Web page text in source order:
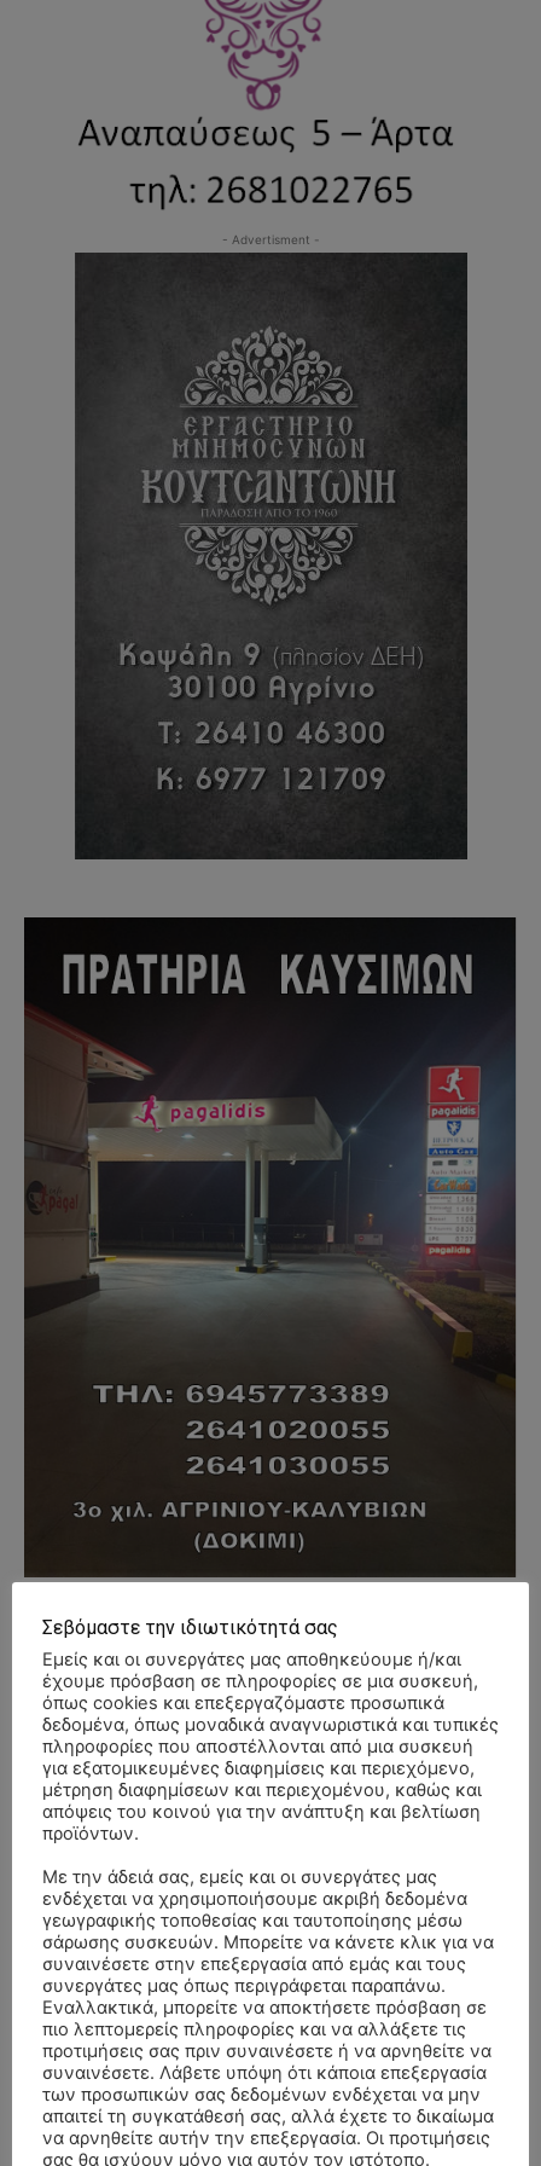
- Advertisment -
ΣΥΛΛΥΠΗΤΗΡΙΑ ΜΗΝΥΜΑΤΑ
Αλέξανδρος Σέρβοςεπί ΚΗΔΕΙΑ – ΣΑΒΒΑΤΟ 25/7/2026 –
ΧΑΡΑΛΑΜΠΟΣ ΚΑΥΚΙΑΣ ΕΤΩΝ 57
Σεβόμαστε την ιδιωτικότητά σας
Εμείς και οι συνεργάτες μας αποθηκεύουμε ή/και
έχουμε πρόσβαση σε πληροφορίες σε μια συσκευή,
όπως cookies και επεξεργαζόμαστε προσωπικά
δεδομένα, όπως μοναδικά αναγνωριστικά και τυπικές
πληροφορίες που αποστέλλονται από μια συσκευή
για εξατομικευμένες διαφημίσεις και περιεχόμενο,
μέτρηση διαφημίσεων και περιεχομένου, καθώς και
απόψεις του κοινού για την ανάπτυξη και βελτίωση
προϊόντων.
Με την άδειά σας, εμείς και οι συνεργάτες μας
ενδέχεται να χρησιμοποιήσουμε ακριβή δεδομένα
γεωγραφικής τοποθεσίας και ταυτοποίησης μέσω
σάρωσης συσκευών. Μπορείτε να κάνετε κλικ για να
συναινέσετε στην επεξεργασία από εμάς και τους
συνεργάτες μας όπως περιγράφεται παραπάνω.
Εναλλακτικά, μπορείτε να αποκτήσετε πρόσβαση σε
πιο λεπτομερείς πληροφορίες και να αλλάξετε τις
προτιμήσεις σας πριν συναινέσετε ή να αρνηθείτε να
συναινέσετε. Λάβετε υπόψη ότι κάποια επεξεργασία
των προσωπικών σας δεδομένων ενδέχεται να μην
απαιτεί τη συγκατάθεσή σας, αλλά έχετε το δικαίωμα
να αρνηθείτε αυτήν την επεξεργασία. Οι προτιμήσεις
σας θα ισχύουν μόνο για αυτόν τον ιστότοπο.